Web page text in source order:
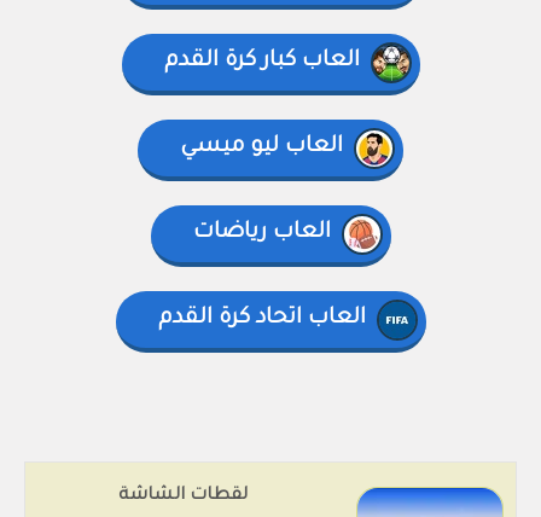
العاب كبار كرة القدم
العاب ليو ميسي
العاب رياضات
العاب اتحاد كرة القدم
لقطات الشاشة